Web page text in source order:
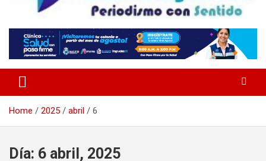
Noticias Guanajuato
Home 2025 abril 6
Día: 6 abril, 2025